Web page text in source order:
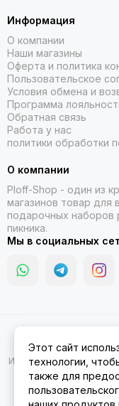
Информация
О компании
Наши магазины
Оферта и политика
Пользовательское
Условия обмена и
Программа
Обратная связь
Работа у нас
политики обработки
О компании
Ploff-Shop - один из
магазинов товар для
подарочных наборов
пикника.
Мы в социальных
Информация на сайте
Этот сайт
технологии,
также для